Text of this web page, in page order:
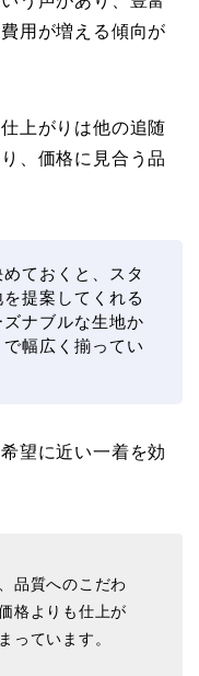
用が増える傾向が
上がりは他の追随
、価格に見合う品
ておくと、スタ
提案してくれる
ナブルな生地か
幅広く揃ってい
望に近い一着を効
品質へのこだわ
格よりも仕上が
っています。